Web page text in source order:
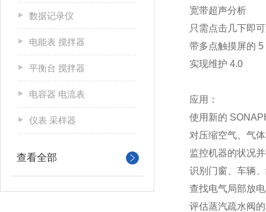
数据记录仪
电能表 搅拌器
平衡台 搅拌器
电容器 电流表
仪表 采样器
查看全部
宽带超声分析
只需点击几下即
带多点触摸屏的
实现维护 4.0
应用：
使用新的
对压缩空气、气
监控机器的状况
识别门窗、车辆
查找电气局部放
评估蒸汽疏水阀